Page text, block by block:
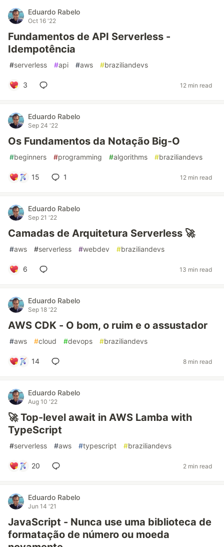
Eduardo Rabelo
Oct 16 '22
Fundamentos de API Serverless -
Idempotência
#serverless #api #aws #braziliandevs
3 12 min read
Eduardo Rabelo
Sep 24 '22
Os Fundamentos da Notação Big-O
#beginners #programming #algorithms #braziliandevs
15 1 12 min read
Eduardo Rabelo
Sep 21 '22
Camadas de Arquitetura Serverless 🚀
#aws #serverless #webdev #braziliandevs
6 13 min read
Eduardo Rabelo
Sep 18 '22
AWS CDK - O bom, o ruim e o assustador
#aws #cloud #devops #braziliandevs
14 8 min read
Eduardo Rabelo
Aug 10 '22
🚀 Top-level await in AWS Lamba with
TypeScript
#serverless #aws #typescript #braziliandevs
20 2 min read
Eduardo Rabelo
Jun 14 '21
JavaScript - Nunca use uma biblioteca de
formatação de número ou moeda